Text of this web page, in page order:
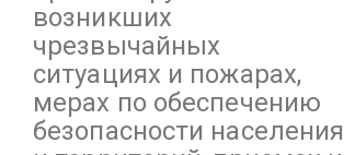
возникших
чрезвычайных
ситуациях и пожарах,
мерах по обеспечению
безопасности населения